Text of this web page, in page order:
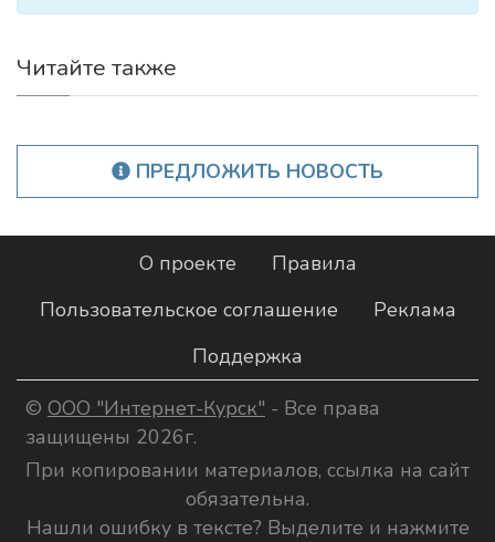
Читайте также
ПРЕДЛОЖИТЬ НОВОСТЬ
О проекте
Правила
Пользовательское соглашение
Реклама
Поддержка
© ООО "Интернет-Курск" - Все права
защищены 2026г.
При копировании материалов, ссылка на сайт
обязательна.
Нашли ошибку в тексте? Выделите и нажмите